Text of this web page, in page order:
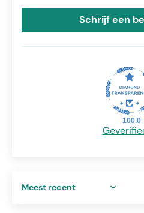
Schrijf een
100.0
Sort by